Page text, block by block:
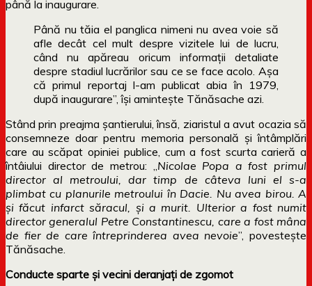
până la inaugurare.
Până nu tăia el panglica nimeni nu avea voie să
afle decât cel mult despre vizitele lui de lucru,
când nu apăreau oricum informaţii detaliate
despre stadiul lucrărilor sau ce se face acolo. Aşa
că primul reportaj l-am publicat abia în 1979,
după inaugurare”, îşi aminteşte Tănăsache azi.
Stând prin preajma şantierului, însă, ziaristul a avut ocazia să
consemneze doar pentru memoria personală şi întâmplări
care au scăpat opiniei publice, cum a fost scurta carieră a
întâiului director de metrou: „ Nicolae Popa a fost primul
director al metroului, dar timp de câteva luni el s-a
plimbat cu planurile metroului în Dacie. Nu avea birou. A
şi făcut infarct săracul, şi a murit. Ulterior a fost numit
director generalul Petre Constantinescu, care a fost mâna
de fier de care întreprinderea avea nevoie”, povesteşte
Tănăsache.
Conducte sparte şi vecini deranjaţi de zgomot